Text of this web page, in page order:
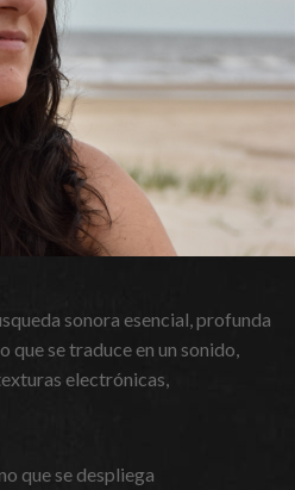
sonora esencial, profunda
se traduce en un sonido,
electrónicas,
que se despliega